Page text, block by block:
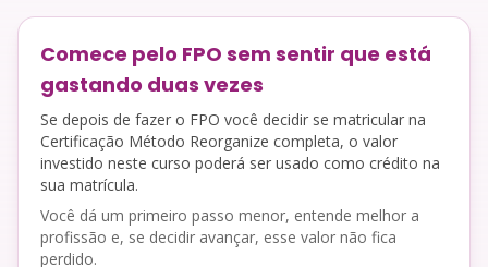
Comece pelo FPO sem sentir que está
gastando duas vezes
Se depois de fazer o FPO você decidir se matricular na
Certificação Método Reorganize completa, o valor
investido neste curso poderá ser usado como crédito na
sua matrícula.
Você dá um primeiro passo menor, entende melhor a
profissão e, se decidir avançar, esse valor não fica
perdido.